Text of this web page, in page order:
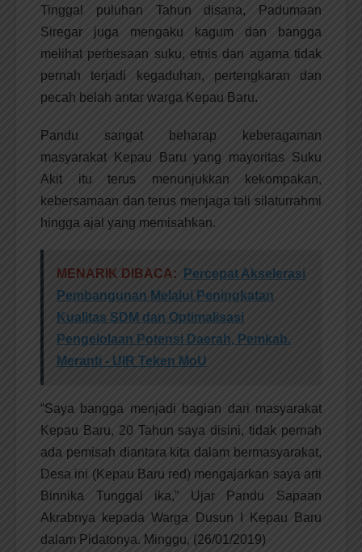
Tinggal puluhan Tahun disana, Padumaan
Siregar juga mengaku kagum dan bangga
melihat perbesaan suku, etnis dan agama tidak
pernah terjadi kegaduhan, pertengkaran dan
pecah belah antar warga Kepau Baru.
Pandu sangat beharap keberagaman
masyarakat Kepau Baru yang mayoritas Suku
Akit itu terus menunjukkan kekompakan,
kebersamaan dan terus menjaga tali silaturrahmi
hingga ajal yang memisahkan.
MENARIK DIBACA:
Percepat Akselerasi
Pembangunan Melalui Peningkatan
Kualitas SDM dan Optimalisasi
Pengelolaan Potensi Daerah, Pemkab.
Meranti - UIR Teken MoU
“Saya bangga menjadi bagian dari masyarakat
Kepau Baru, 20 Tahun saya disini, tidak pernah
ada pemisah diantara kita dalam bermasyarakat,
Desa ini (Kepau Baru red) mengajarkan saya arti
Binnika Tunggal ika,” Ujar Pandu Sapaan
Akrabnya kepada Warga Dusun I Kepau Baru
dalam Pidatonya. Minggu, (26/01/2019)